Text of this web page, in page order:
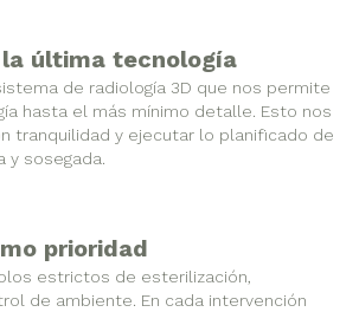
la última tecnología
de radiología 3D que nos permite
hasta el más mínimo detalle. Esto nos
tranquilidad y ejecutar lo planificado de
y sosegada.
prioridad
estrictos de esterilización,
de ambiente. En cada intervención